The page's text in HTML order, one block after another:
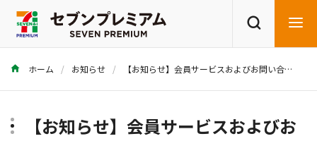
商品を探す レシピを探す
ホーム お知らせ 【お知らせ】会員サービスおよびお問い合わせフォーム受付の終了について
【お知らせ】会員サービスおよびお